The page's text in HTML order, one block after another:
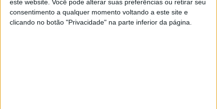
este website. Você pode alterar suas preferências ou retirar seu
consentimento a qualquer momento voltando a este site e
clicando no botão "Privacidade" na parte inferior da página.
Apesar de ainda ser pouco o que partilhamos
quero dizer te que és o meu primeiro